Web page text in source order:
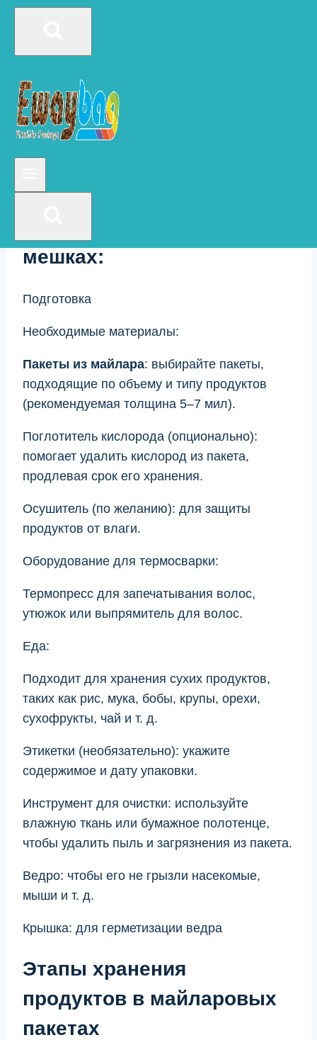
проколам также защищает содержимое
сумки и сохраняет его целым во время
транспортировки и хранения.
для хранения продуктов
мешках:
Подготовка
Необходимые материалы:
Пакеты из майлара: выбирайте пакеты,
подходящие по объему и типу продуктов
(рекомендуемая толщина 5–7 мил).
Поглотитель кислорода (опционально):
помогает удалить кислород из пакета,
продлевая срок его хранения.
Осушитель (по желанию): для защиты
продуктов от влаги.
Оборудование для термосварки:
Термопресс для запечатывания волос,
утюжок или выпрямитель для волос.
Еда:
Подходит для хранения сухих продуктов,
таких как рис, мука, бобы, крупы, орехи,
сухофрукты, чай и т. д.
Этикетки (необязательно): укажите
содержимое и дату упаковки.
Инструмент для очистки: используйте
влажную ткань или бумажное полотенце,
чтобы удалить пыль и загрязнения из пакета.
Ведро: чтобы его не грызли насекомые,
мыши и т. д.
Крышка: для герметизации ведра
Этапы хранения
продуктов в майларовых
пакетах